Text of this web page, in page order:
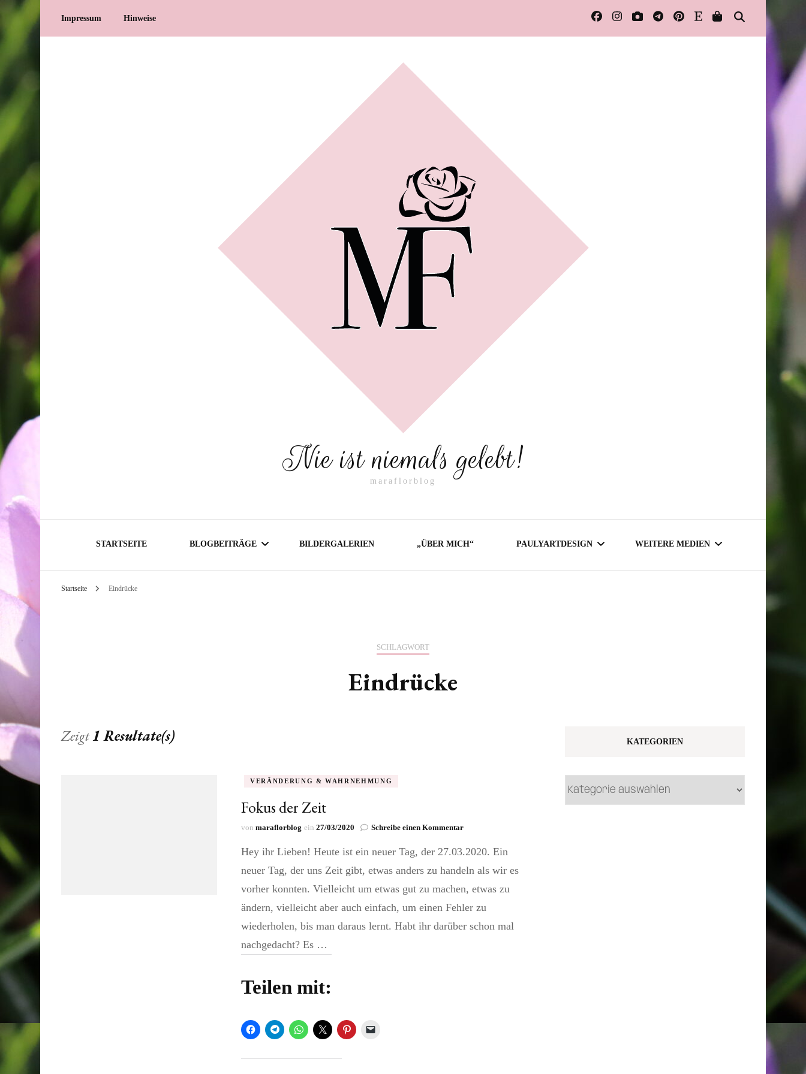
Impressum Hinweise
Nie ist niemals gelebt!
maraflorblog
STARTSEITE BLOGBEITRÄGE BILDERGALERIEN „ÜBER MICH“ PAULYARTDESIGN WEITERE MEDIEN
Startseite Eindrücke
SCHLAGWORT
Eindrücke
Zeigt1 Resultate(s)
VERÄNDERUNG & WAHRNEHMUNG
Fokus der Zeit
von maraflorblog ein 27/03/2020 Schreibe einen Kommentarzu
der
Hey ihr Lieben! Heute ist ein neuer Tag, der 27.03.2020. Ein
neuer Tag, der uns Zeit gibt, etwas anders zu handeln als wir es
vorher konnten. Vielleicht um etwas gut zu machen, etwas zu
ändern, vielleicht aber auch einfach, um einen Fehler zu
wiederholen, bis man daraus lernt. Habt ihr darüber schon mal
nachgedacht? Es …
Teilen mit:
KATEGORIEN
Kategorien